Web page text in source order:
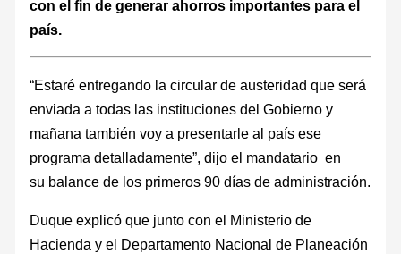
con el fin de generar ahorros importantes para el
país.
“Estaré entregando la circular de austeridad que será
enviada a todas las instituciones del Gobierno y
mañana también voy a presentarle al país ese
programa detalladamente”, dijo el mandatario en
su balance de los primeros 90 días de administración.
Duque explicó que junto con el Ministerio de
Hacienda y el Departamento Nacional de Planeación